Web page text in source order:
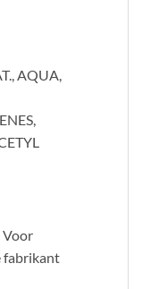
AQUA,
Voor
fabrikant